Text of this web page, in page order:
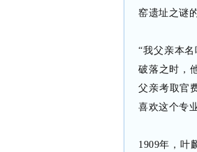
窑遗址之谜
“我父亲本
破落之时，
父亲考取官
喜欢这个专
1909年，叶